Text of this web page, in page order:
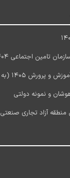
اجتماعی 1404 (به زودی)
1405 (به زودی)
و نمونه دولتی
آزاد تجاری صنعتی 1405